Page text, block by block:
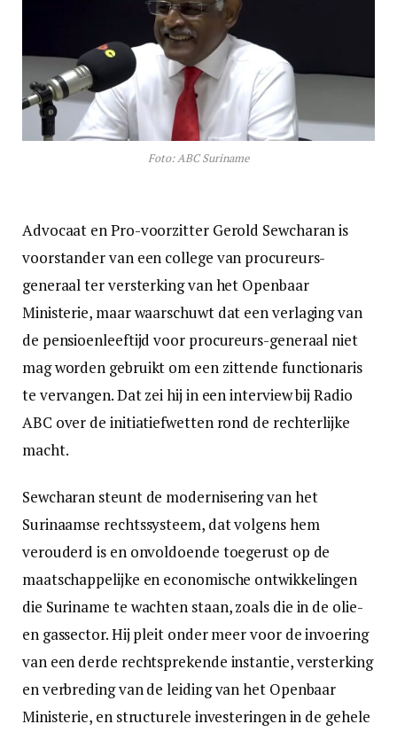
Foto: ABC Suriname
Advocaat en Pro-voorzitter Gerold Sewcharan is
voorstander van een college van procureurs-
generaal ter versterking van het Openbaar
Ministerie, maar waarschuwt dat een verlaging van
de pensioenleeftijd voor procureurs-generaal niet
mag worden gebruikt om een zittende functionaris
te vervangen. Dat zei hij in een interview bij Radio
ABC over de initiatiefwetten rond de rechterlijke
macht.
Sewcharan steunt de modernisering van het
Surinaamse rechtssysteem, dat volgens hem
verouderd is en onvoldoende toegerust op de
maatschappelijke en economische ontwikkelingen
die Suriname te wachten staan, zoals die in de olie-
en gassector. Hij pleit onder meer voor de invoering
van een derde rechtsprekende instantie, versterking
en verbreding van de leiding van het Openbaar
Ministerie, en structurele investeringen in de gehele